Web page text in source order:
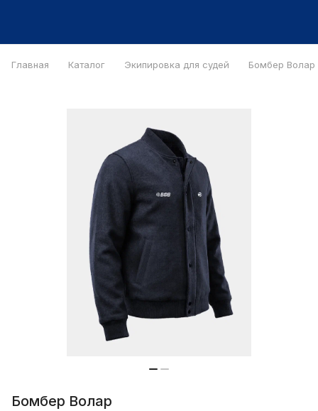
Главная Каталог Экипировка для судей Бомбер Bолар
Бомбер Bолар